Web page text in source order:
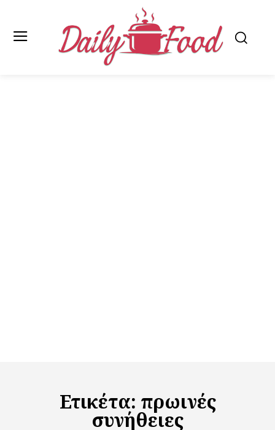
Ετικέτα: πρωινές
συνήθειες